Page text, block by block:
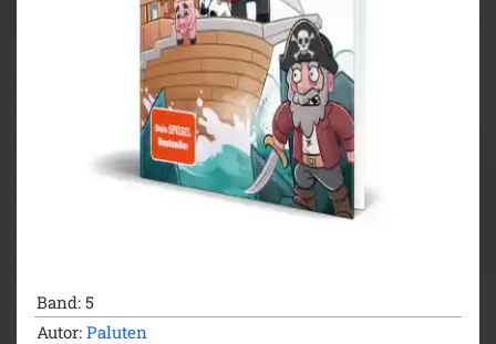
Band: 5
Autor: Paluten